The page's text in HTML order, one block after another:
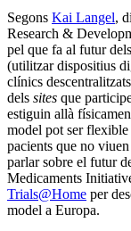
Segons Kai Langel,
Research &
pel que fa al futur
(utilitzar dispositius
clínics
dels sites que
estiguin allà
model pot ser flexible
pacients que no
parlar sobre el futur
Medicaments
Trials@Home per
model a Europa.